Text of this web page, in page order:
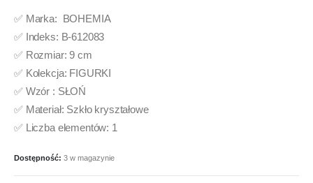
✅ Marka: BOHEMIA
✅ Indeks: B-612083
✅ Rozmiar: 9 cm
✅ Kolekcja: FIGURKI
✅ Wzór : SŁOŃ
✅ Materiał: Szkło kryształowe
✅ Liczba elementów: 1
Dostępność: 3 w magazynie